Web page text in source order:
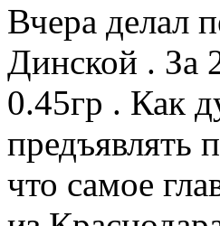
Вчера делал
Динской . За
0.45гр . Как
предъявлять
что самое